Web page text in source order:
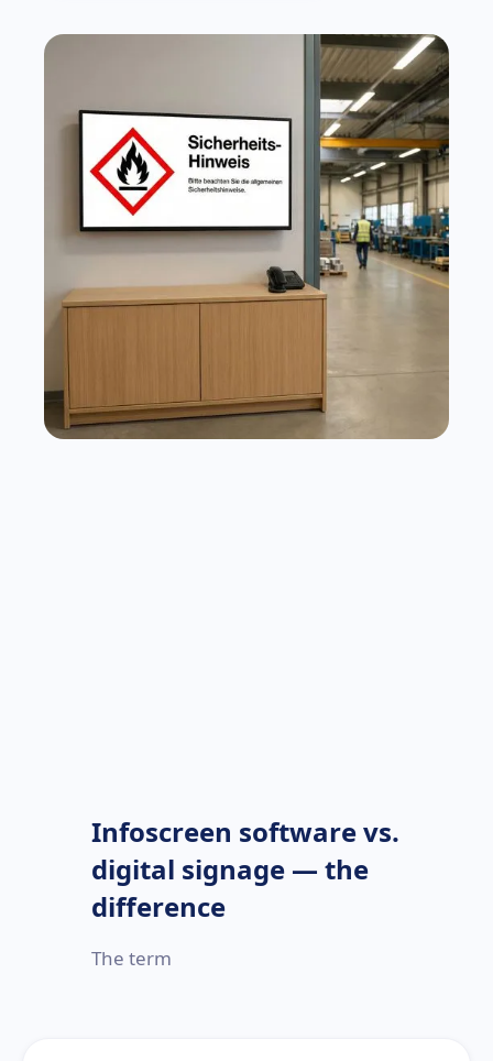
Infoscreen software vs.
digital signage — the
difference
The term